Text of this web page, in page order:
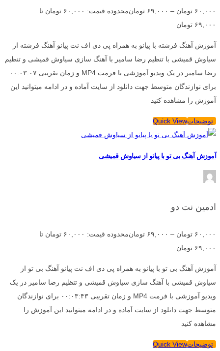
۶۰,۰۰۰ تومان – ۶۹,۰۰۰ تومان
محدوده قیمت: ۶۰,۰۰۰ تومان تا
۶۹,۰۰۰ تومان
آموزش آهنگ فرشته با پیانو به همراه پی دی اف نت پیانو آهنگ فرشته از
سیاوش قمیشی با تنظیم رضا سامیر با آهنگ سازی سیاوش قمیشی و تنظیم
رضا سامیر در یک ویدیو آموزشی با فرمت MP4 و زمان تقریبی ۰۰:۰۳:۰۷
برای نوازندگان متوسط جهت دانلود از سایت آماده و در ادامه میتوانید این
آموزش را مشاهده کنید
توضیحاتQuick View
آموزش آهنگ بی تو با پیانو از سیاوش قمیشی
ادمین نت دو
۶۰,۰۰۰ تومان – ۶۹,۰۰۰ تومان
محدوده قیمت: ۶۰,۰۰۰ تومان تا
۶۹,۰۰۰ تومان
آموزش آهنگ بی تو با پیانو به همراه پی دی اف نت پیانو آهنگ بی تو از
سیاوش قمیشی با آهنگ سازی سیاوش قمیشی و تنظیم رضا سامیر در یک
ویدیو آموزشی با فرمت MP4 و زمان تقریبی ۰۰:۰۳:۴۳ برای نوازندگان
متوسط جهت دانلود از سایت آماده و در ادامه میتوانید این آموزش را
مشاهده کنید
توضیحاتQuick View